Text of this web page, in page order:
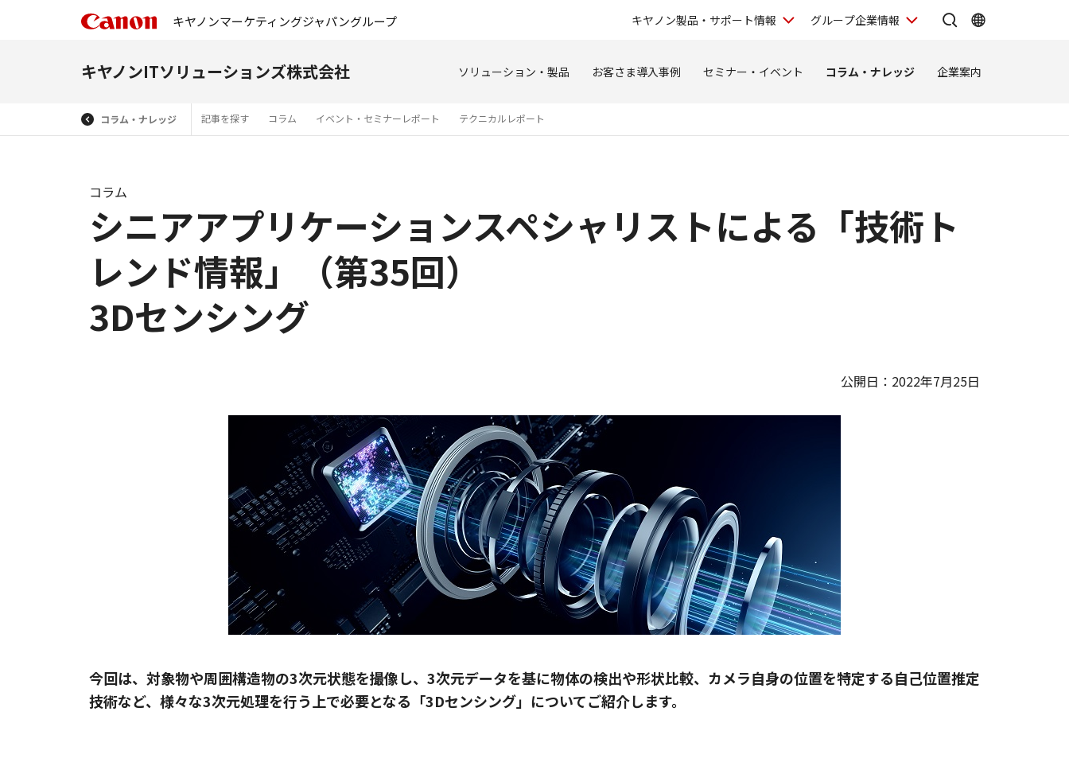
キヤノンマーケティングジャパングループ キヤノン製品・サポート情報 グループ企業情報
キヤノンITソリューションズ株式会社 ソリューション・製品 お客さま導入事例 セミナー・イベント コラム・ナレッジ 企業案内
コラム・ナレッジ 記事を探す コラム イベント・セミナーレポート テクニカルレポート
シニアアプリケーションスペシャリストによる「技術ト
レンド情報」（第35回）
3Dセンシング
コラム
公開日：2022年7月25日
今回は、対象物や周囲構造物の3次元状態を撮像し、3次元データを基に物体の検出や形状比較、カメラ自身の位置を特定する自己位置推定
技術など、様々な3次元処理を行う上で必要となる「3Dセンシング」についてご紹介します。